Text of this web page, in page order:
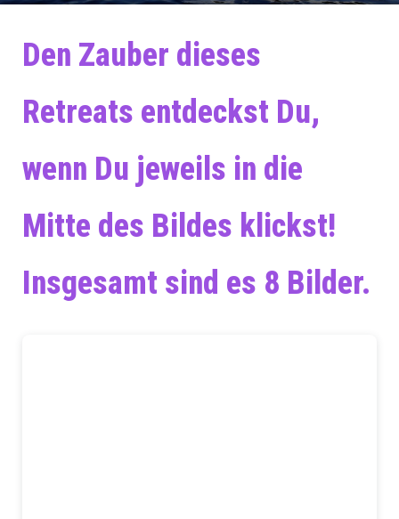
Den Zauber dieses
Retreats entdeckst Du,
wenn Du jeweils in die
Mitte des Bildes klickst!
Insgesamt sind es 8 Bilder.